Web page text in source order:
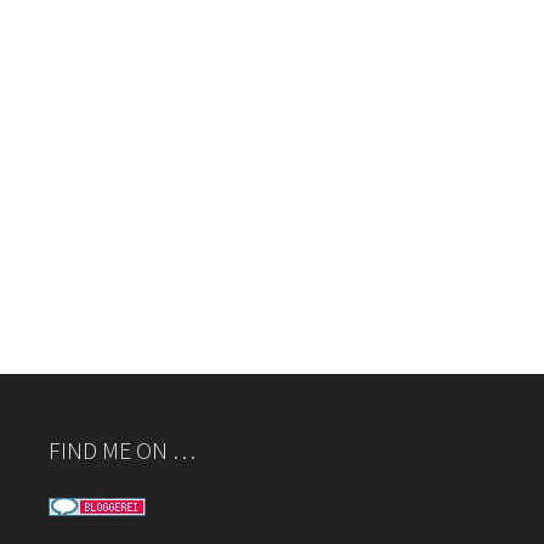
FIND ME ON …